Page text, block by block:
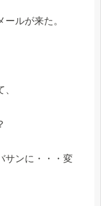
ルが来た。
サンに・・・変